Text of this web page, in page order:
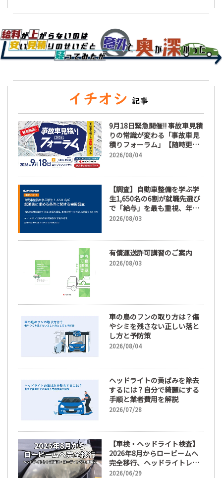
9月18日緊急開催!! 事故車見積
りの常識が変わる「事故車見
積りフォーラム」【随時更
新】
2026/08/04
【調査】自動車整備を学ぶ学
生1,650名の6割が就職先選び
で「給与」を最も重視、年間
休日「110日以上」希望も
2026/08/03
有償運送許可講習のご案内
2026/08/03
車の鳥のフンの取り方は？傷
やシミを残さない正しい落と
し方と予防策
2026/08/04
ヘッドライトの黄ばみを除去
するには？自分で綺麗にする
手順と業者費用を解説
2026/07/28
【車検・ヘッドライト検査】
2026年8月からロービームへ
完全移行、ヘッドライトレン
ズ磨き・コーティングも重要
2026/06/29